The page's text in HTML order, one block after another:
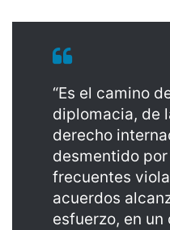
“Es el camino
diplomacia, de
derecho
desmentido
frecuentes
acuerdos
esfuerzo, en